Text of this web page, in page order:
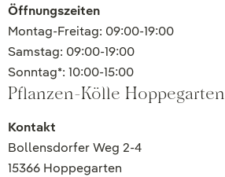
Öffnungszeiten
Montag-Freitag: 09:00-19:00
Samstag: 09:00-19:00
Sonntag*: 10:00-15:00
Pflanzen-Kölle Hoppegarten
Kontakt
Bollensdorfer Weg 2-4
15366 Hoppegarten